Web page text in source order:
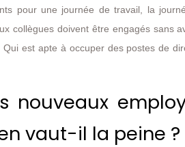
pour une journée de travail, la
collègues doivent être engagés sans
est apte à occuper des postes de
nouveaux
vaut-il la peine ?